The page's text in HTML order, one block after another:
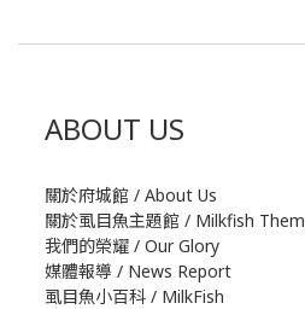
ABOUT US
關於府城館 / About Us
關於虱目魚主題館 / Milkfish
我們的榮耀 / Our Glory
媒體報導 / News Report
虱目魚小百科 / MilkFish